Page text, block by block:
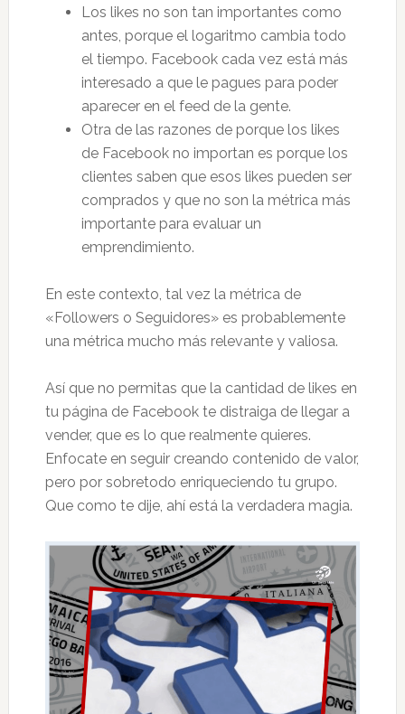
Los likes no son tan importantes como
antes, porque el logaritmo cambia todo
el tiempo. Facebook cada vez está más
interesado a que le pagues para poder
aparecer en el feed de la gente.
Otra de las razones de porque los likes
de Facebook no importan es porque los
clientes saben que esos likes pueden ser
comprados y que no son la métrica más
importante para evaluar un
emprendimiento.
En este contexto, tal vez la métrica de
«Followers o Seguidores» es probablemente
una métrica mucho más relevante y valiosa.
Así que no permitas que la cantidad de likes en
tu página de Facebook te distraiga de llegar a
vender, que es lo que realmente quieres.
Enfocate en seguir creando contenido de valor,
pero por sobretodo enriqueciendo tu grupo.
Que como te dije, ahí está la verdadera magia.